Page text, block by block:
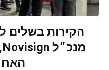
הקירות בשלים